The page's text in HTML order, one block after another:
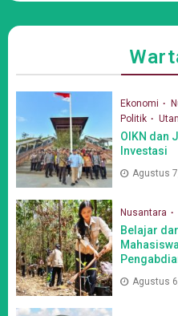
Ekonomi
Politik
OIKN dan
Investasi
Agustus
Nusantara
Belajar
Agustus